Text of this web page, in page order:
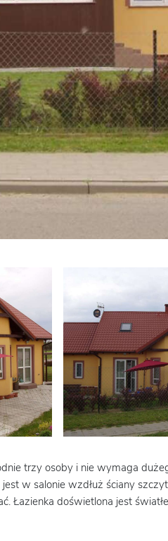
trzy osoby i nie wymaga
w salonie wzdłuż ściany
Łazienka doświetlona jest